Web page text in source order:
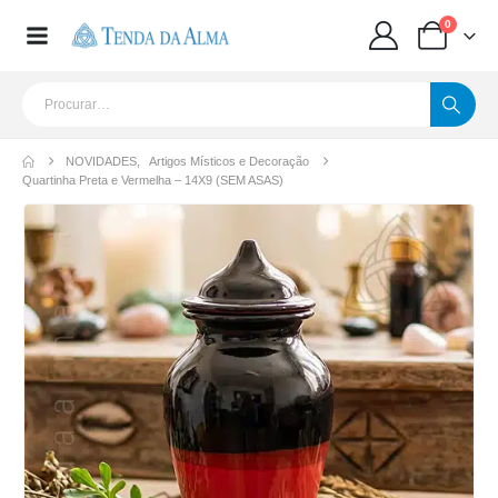
0
NOVIDADES
Artigos Místicos e Decoração
Quartinha Preta e Vermelha – 14X9 (SEM ASAS)